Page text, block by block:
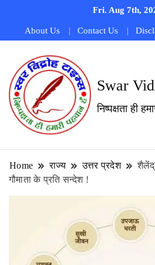
Fri. Aug 7th,
About Us Contact Us
Swar
निष्पक्षता ही
Home राज्य उत्तर प्रदेश
गौमाता के प्रति सन्देश !